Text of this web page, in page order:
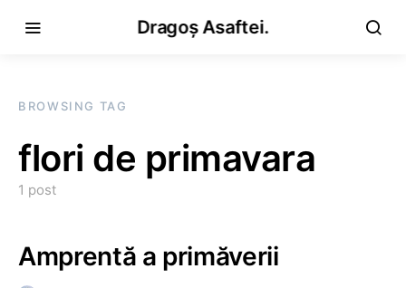
Dragoș Asaftei.
BROWSING TAG
flori de primavara
1 post
Amprentă a primăverii